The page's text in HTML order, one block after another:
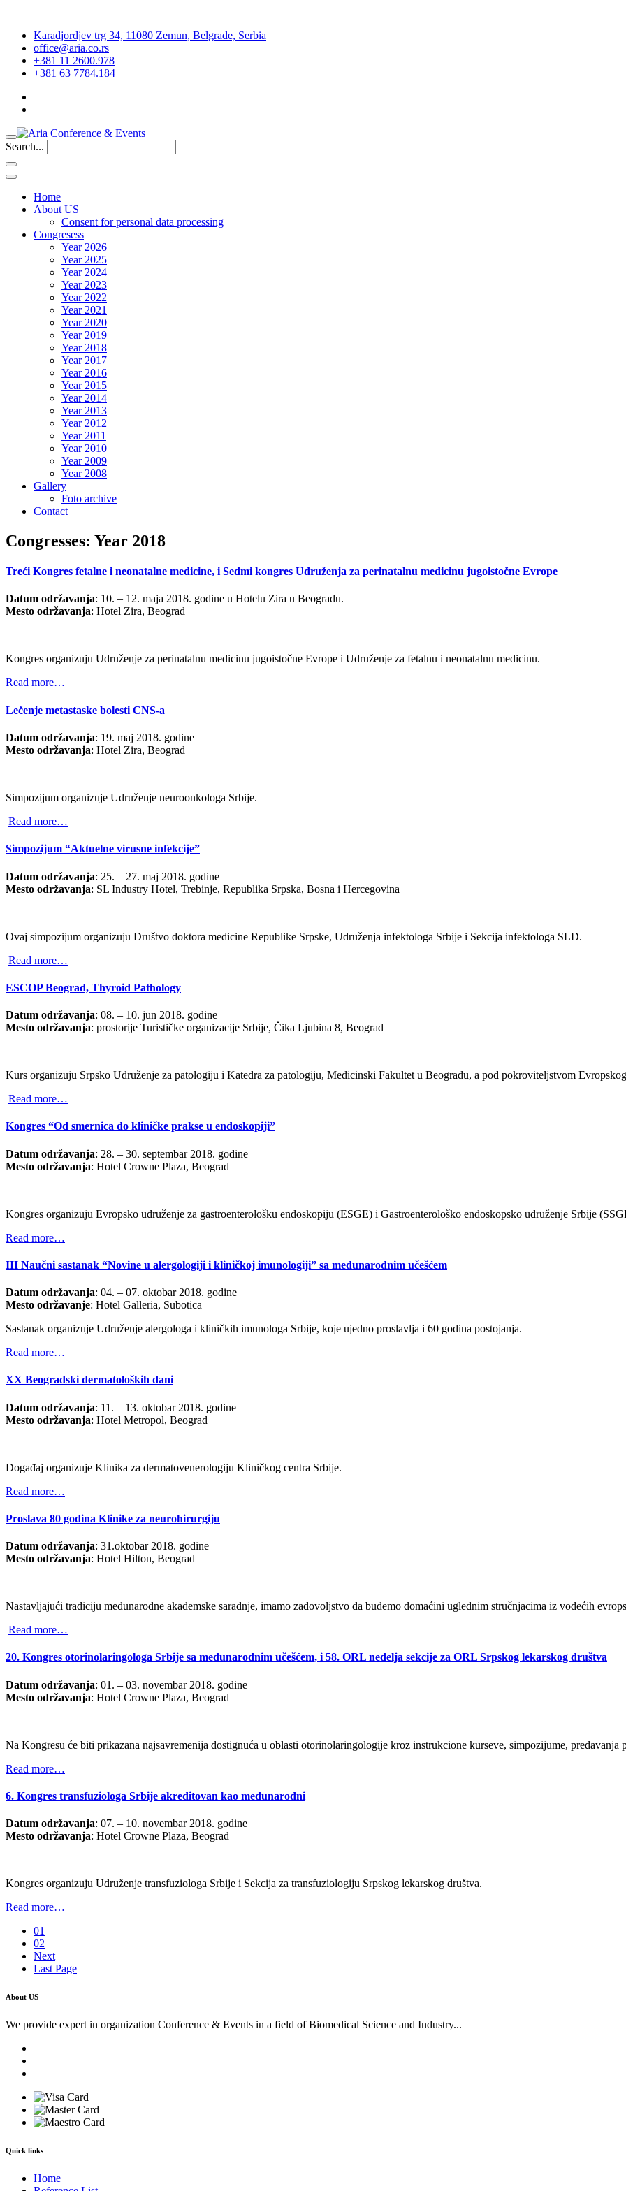
Karadjordjev trg 34, 11080 Zemun, Belgrade, Serbia
office@aria.co.rs
+381 11 2600.978
+381 63 7784.184
Search...
Home
About US
Consent for personal data processing
Congresess
Year 2026
Year 2025
Year 2024
Year 2023
Year 2022
Year 2021
Year 2020
Year 2019
Year 2018
Year 2017
Year 2016
Year 2015
Year 2014
Year 2013
Year 2012
Year 2011
Year 2010
Year 2009
Year 2008
Gallery
Foto archive
Contact
Congresses: Year 2018
Treći Kongres fetalne i neonatalne medicine, i Sedmi kongres Udruženja za perinatalnu medicinu jugoistočne Evrope
Datum održavanja: 10. – 12. maja 2018. godine u Hotelu Zira u Beogradu.
Mesto održavanja: Hotel Zira, Beograd
Kongres organizuju Udruženje za perinatalnu medicinu jugoistočne Evrope i Udruženje za fetalnu i neonatalnu medicinu.
Read more…
Lečenje metastaske bolesti CNS-a
Datum održavanja: 19. maj 2018. godine
Mesto održavanja: Hotel Zira, Beograd
Simpozijum organizuje Udruženje neuroonkologa Srbije.
Read more…
Simpozijum “Aktuelne virusne infekcije”
Datum održavanja: 25. – 27. maj 2018. godine
Mesto održavanja: SL Industry Hotel, Trebinje, Republika Srpska, Bosna i Hercegovina
Ovaj simpozijum organizuju Društvo doktora medicine Republike Srpske, Udruženja infektologa Srbije i Sekcija infektologa SLD.
Read more…
ESCOP Beograd, Thyroid Pathology
Datum održavanja: 08. – 10. jun 2018. godine
Mesto održavanja: prostorije Turističke organizacije Srbije, Čika Ljubina 8, Beograd
Kurs organizuju Srpsko Udruženje za patologiju i Katedra za patologiju, Medicinski Fakultet u Beogradu, a pod pokroviteljstvom Evropskog
Read more…
Kongres “Od smernica do kliničke prakse u endoskopiji”
Datum održavanja: 28. – 30. septembar 2018. godine
Mesto održavanja: Hotel Crowne Plaza, Beograd
Kongres organizuju Evropsko udruženje za gastroenterološku endoskopiju (ESGE) i Gastroenterološko endoskopsko udruženje Srbije
Read more…
III Naučni sastanak “Novine u alergologiji i kliničkoj imunologiji” sa međunarodnim učešćem
Datum održavanja: 04. – 07. oktobar 2018. godine
Mesto održavanje: Hotel Galleria, Subotica
Sastanak organizuje Udruženje alergologa i kliničkih imunologa Srbije, koje ujedno proslavlja i 60 godina postojanja.
Read more…
XX Beogradski dermatoloških dani
Datum održavanja: 11. – 13. oktobar 2018. godine
Mesto održavanja: Hotel Metropol, Beograd
Događaj organizuje Klinika za dermatovenerologiju Kliničkog centra Srbije.
Read more…
Proslava 80 godina Klinike za neurohirurgiju
Datum održavanja: 31.oktobar 2018. godine
Mesto održavanja: Hotel Hilton, Beograd
Nastavljajući tradiciju međunarodne akademske saradnje, imamo zadovoljstvo da budemo domaćini uglednim stručnjacima iz vodećih
Read more…
20. Kongres otorinolaringologa Srbije sa međunarodnim učešćem, i 58. ORL nedelja sekcije za ORL Srpskog lekarskog društva
Datum održavanja: 01. – 03. novembar 2018. godine
Mesto održavanja: Hotel Crowne Plaza, Beograd
Na Kongresu će biti prikazana najsavremenija dostignuća u oblasti otorinolaringologije kroz instrukcione kurseve, simpozijume, predavanja
Read more…
6. Kongres transfuziologa Srbije akreditovan kao međunarodni
Datum održavanja: 07. – 10. novembar 2018. godine
Mesto održavanja: Hotel Crowne Plaza, Beograd
Kongres organizuju Udruženje transfuziologa Srbije i Sekcija za transfuziologiju Srpskog lekarskog društva.
Read more…
01
02
Next
Last Page
About US
We provide expert in organization Conference & Events in a field of Biomedical Science and Industry...
Quick links
Home